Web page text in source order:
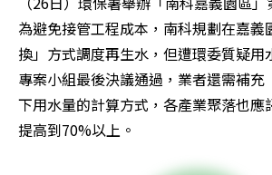
為避免接管工程成本，南科規劃在嘉義
換」方式調度再生水，但遭環委質疑用
專案小組最後決議通過，業者還需補充
下用水量的計算方式，各產業聚落也應
提高到70%以上。